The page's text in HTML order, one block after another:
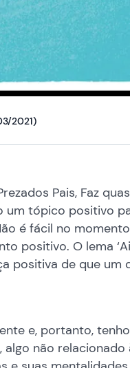
2021)
Pais, Faz
tópico positivo
é fácil no
positivo. O lema
positiva de que um
e, portanto,
não relacionado